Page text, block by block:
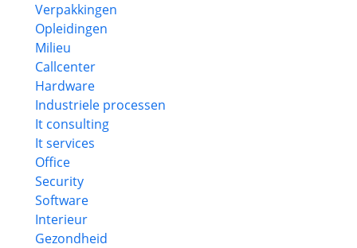
Verpakkingen
Opleidingen
Milieu
Callcenter
Hardware
Industriele processen
It consulting
It services
Office
Security
Software
Interieur
Gezondheid